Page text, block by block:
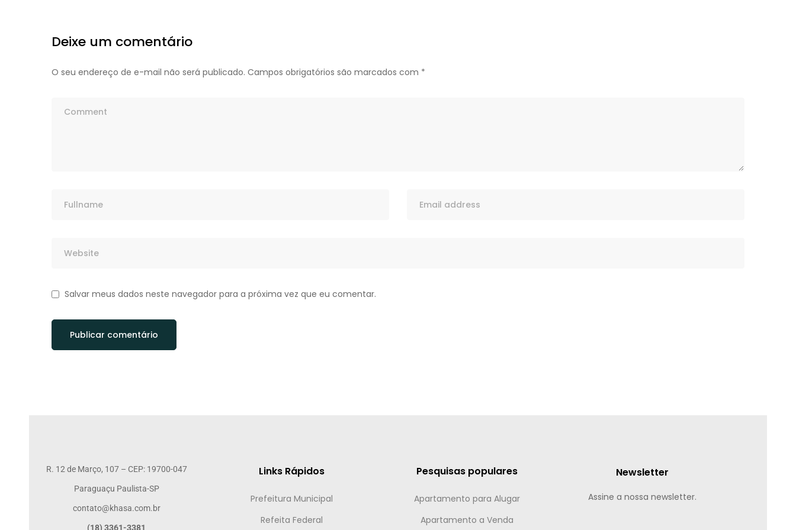
Deixe um comentário
O seu endereço de e-mail não será publicado. Campos obrigatórios são marcados com *
Salvar meus dados neste navegador para a próxima vez que eu comentar.
R. 12 de Março, 107 – CEP: 19700-047
Paraguaçu Paulista-SP
contato@khasa.com.br
(18) 3361-3381
Links Rápidos
Prefeitura Municipal
Refeita Federal
Pesquisas populares
Apartamento para Alugar
Apartamento a Venda
Newsletter
Assine a nossa newsletter.